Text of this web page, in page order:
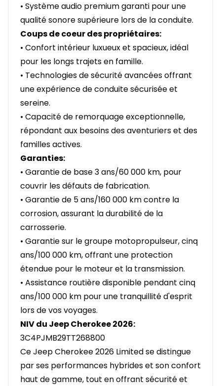
• Système audio premium garanti pour une
qualité sonore supérieure lors de la conduite.
Coups de coeur des propriétaires:
• Confort intérieur luxueux et spacieux, idéal
pour les longs trajets en famille.
• Technologies de sécurité avancées offrant
une expérience de conduite sécurisée et
sereine.
• Capacité de remorquage exceptionnelle,
répondant aux besoins des aventuriers et des
familles actives.
Garanties:
• Garantie de base 3 ans/60 000 km, pour
couvrir les défauts de fabrication.
• Garantie de 5 ans/160 000 km contre la
corrosion, assurant la durabilité de la
carrosserie.
• Garantie sur le groupe motopropulseur, cinq
ans/100 000 km, offrant une protection
étendue pour le moteur et la transmission.
• Assistance routière disponible pendant cinq
ans/100 000 km pour une tranquillité d'esprit
lors de vos voyages.
NIV du Jeep Cherokee 2026:
3C4PJMB29TT268800
Ce Jeep Cherokee 2026 Limited se distingue
par ses performances hybrides et son confort
haut de gamme, tout en offrant sécurité et